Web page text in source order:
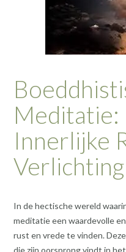
Meditatie:
Innerlijke
Verlichting
In de hectische wereld
meditatie een waardevolle
rust en vrede te vinden.
die zijn oorsprong vindt in